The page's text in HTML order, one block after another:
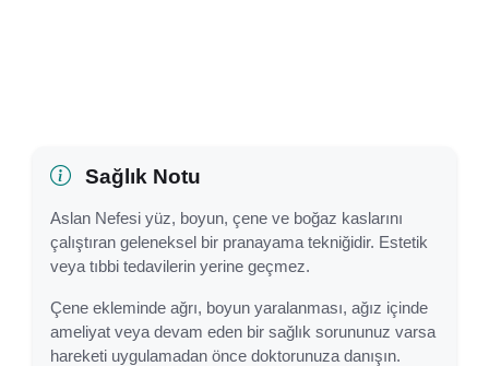
Sağlık Notu
Aslan Nefesi yüz, boyun, çene ve boğaz kaslarını
çalıştıran geleneksel bir pranayama tekniğidir. Estetik
veya tıbbi tedavilerin yerine geçmez.
Çene ekleminde ağrı, boyun yaralanması, ağız içinde
ameliyat veya devam eden bir sağlık sorununuz varsa
hareketi uygulamadan önce doktorunuza danışın.